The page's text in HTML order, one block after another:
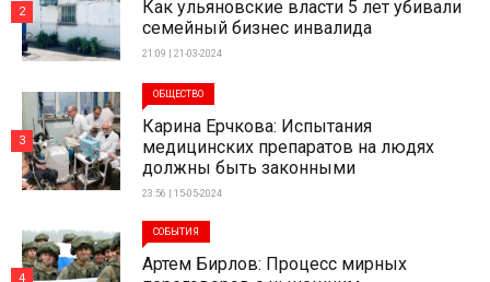
Как ульяновские власти 5 лет убивали
семейный бизнес инвалида
21:09 | 21-03-2024
2
ОБЩЕСТВО
Карина Ерчкова: Испытания
медицинских препаратов на людях
должны быть законными
23:56 | 15-05-2024
3
СОБЫТИЯ
Артем Бирлов: Процесс мирных
4